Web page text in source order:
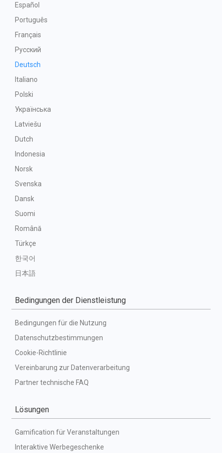
Español
Português
Français
Русский
Deutsch
Italiano
Polski
Українська
Latviešu
Dutch
Indonesia
Norsk
Svenska
Dansk
Suomi
Română
Türkçe
한국어
日本語
Bedingungen der Dienstleistung
Bedingungen für die Nutzung
Datenschutzbestimmungen
Cookie-Richtlinie
Vereinbarung zur Datenverarbeitung
Partner technische FAQ
Lösungen
Gamification für Veranstaltungen
Interaktive Werbegeschenke